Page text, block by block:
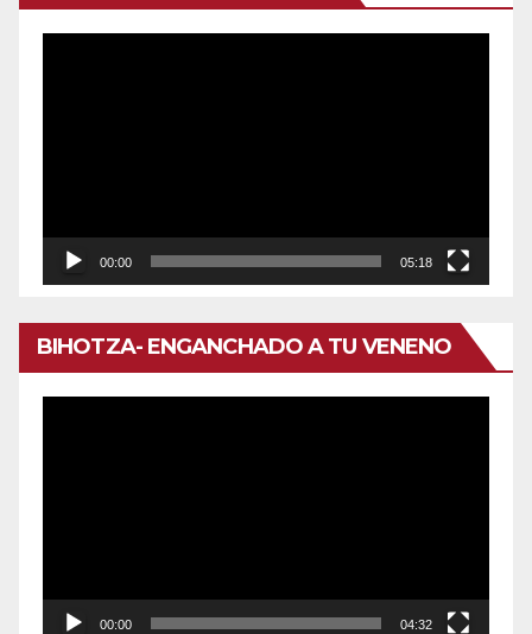
00:00 05:18
BIHOTZA- ENGANCHADO A TU VENENO
00:00 04:32